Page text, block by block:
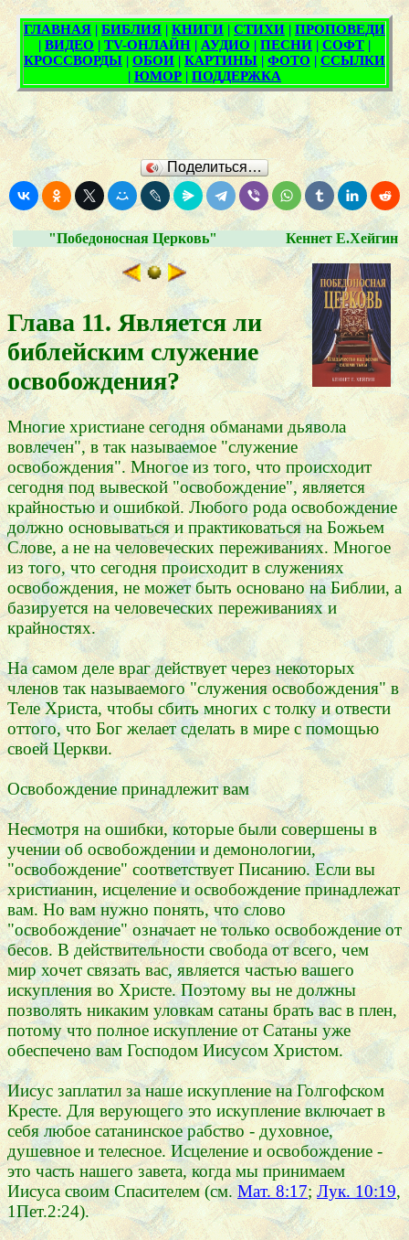
Поделиться…
"Победоносная Церковь" Кеннет Е.Хейгин
Глава 11. Является ли
библейским служение
освобождения?
Многие христиане сегодня обманами дьявола
вовлечен", в так называемое "служение
освобождения". Многое из того, что происходит
сегодня под вывеской "освобождение", является
крайностью и ошибкой. Любого рода освобождение
должно основываться и практиковаться на Божьем
Слове, а не на человеческих переживаниях. Многое
из того, что сегодня происходит в служениях
освобождения, не может быть основано на Библии, а
базируется на человеческих переживаниях и
крайностях.
На самом деле враг действует через некоторых
членов так называемого "служения освобождения" в
Теле Христа, чтобы сбить многих с толку и отвести
оттого, что Бог желает сделать в мире с помощью
своей Церкви.
Освобождение принадлежит вам
Несмотря на ошибки, которые были совершены в
учении об освобождении и демонологии,
"освобождение" соответствует Писанию. Если вы
христианин, исцеление и освобождение принадлежат
вам. Но вам нужно понять, что слово
"освобождение" означает не только освобождение от
бесов. В действительности свобода от всего, чем
мир хочет связать вас, является частью вашего
искупления во Христе. Поэтому вы не должны
позволять никаким уловкам сатаны брать вас в плен,
потому что полное искупление от Сатаны уже
обеспечено вам Господом Иисусом Христом.
Иисус заплатил за наше искупление на Голгофском
Кресте. Для верующего это искупление включает в
себя любое сатанинское рабство - духовное,
душевное и телесное. Исцеление и освобождение -
это часть нашего завета, когда мы принимаем
Иисуса своим Спасителем (см.Мат. 8:17;Лук. 10:19,
1Пет.2:24).